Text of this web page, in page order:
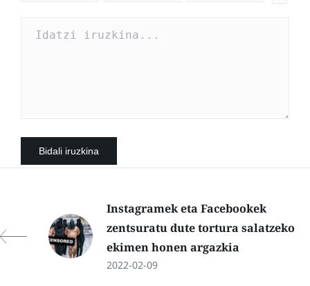
Instagramek eta Facebookek
zentsuratu dute tortura salatzeko
ekimen honen argazkia
2022-02-09